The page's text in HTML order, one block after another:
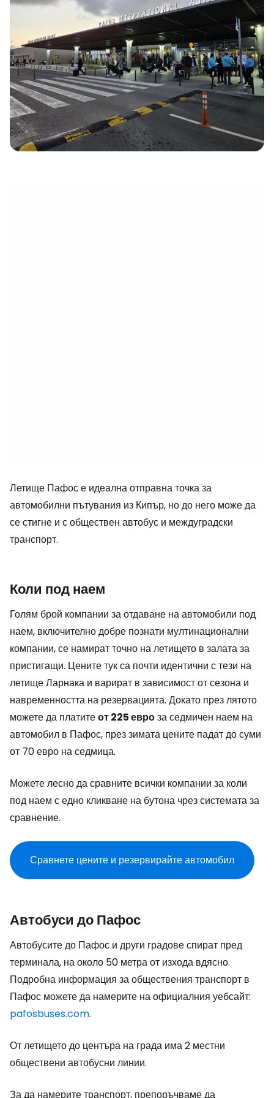
Летище Пафос е идеална отправна точка за
автомобилни пътувания из Кипър, но до него може да
се стигне и с обществен автобус и междуградски
транспорт.
Коли под наем
Голям брой компании за отдаване на автомобили под
наем, включително добре познати мултинационални
компании, се намират точно на летището в залата за
пристигащи. Цените тук са почти идентични с тези на
летище Ларнака и варират в зависимост от сезона и
навременността на резервацията. Докато през лятото
можете да платитеот 225 евроза седмичен наем на
автомобил в Пафос, през зимата цените падат до суми
от 70 евро на седмица.
Можете лесно да сравните всички компании за коли
под наем с едно кликване на бутона чрез системата за
сравнение.
Сравнете цените и резервирайте автомобил
Автобуси до Пафос
Автобусите до Пафос и други градове спират пред
терминала, на около 50 метра от изхода вдясно.
Подробна информация за обществения транспорт в
Пафос можете да намерите на официалния уебсайт:
pafosbuses.com.
От летището до центъра на града има 2 местни
обществени автобусни линии.
За да намерите транспорт, препоръчваме да